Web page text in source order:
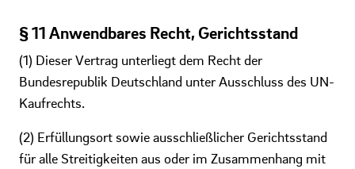
§ 11 Anwendbares Recht, Gerichtsstand
(1) Dieser Vertrag unterliegt dem Recht der
Bundesrepublik Deutschland unter Ausschluss des UN-
Kaufrechts.
(2) Erfüllungsort sowie ausschließlicher Gerichtsstand
für alle Streitigkeiten aus oder im Zusammenhang mit